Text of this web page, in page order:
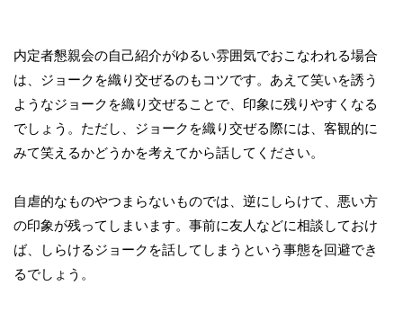
内定者懇親会の自己紹介がゆるい雰囲気でおこなわれる場合
は、ジョークを織り交ぜるのもコツです。あえて笑いを誘う
ようなジョークを織り交ぜることで、印象に残りやすくなる
でしょう。ただし、ジョークを織り交ぜる際には、客観的に
みて笑えるかどうかを考えてから話してください。
自虐的なものやつまらないものでは、逆にしらけて、悪い方
の印象が残ってしまいます。事前に友人などに相談しておけ
ば、しらけるジョークを話してしまうという事態を回避でき
るでしょう。